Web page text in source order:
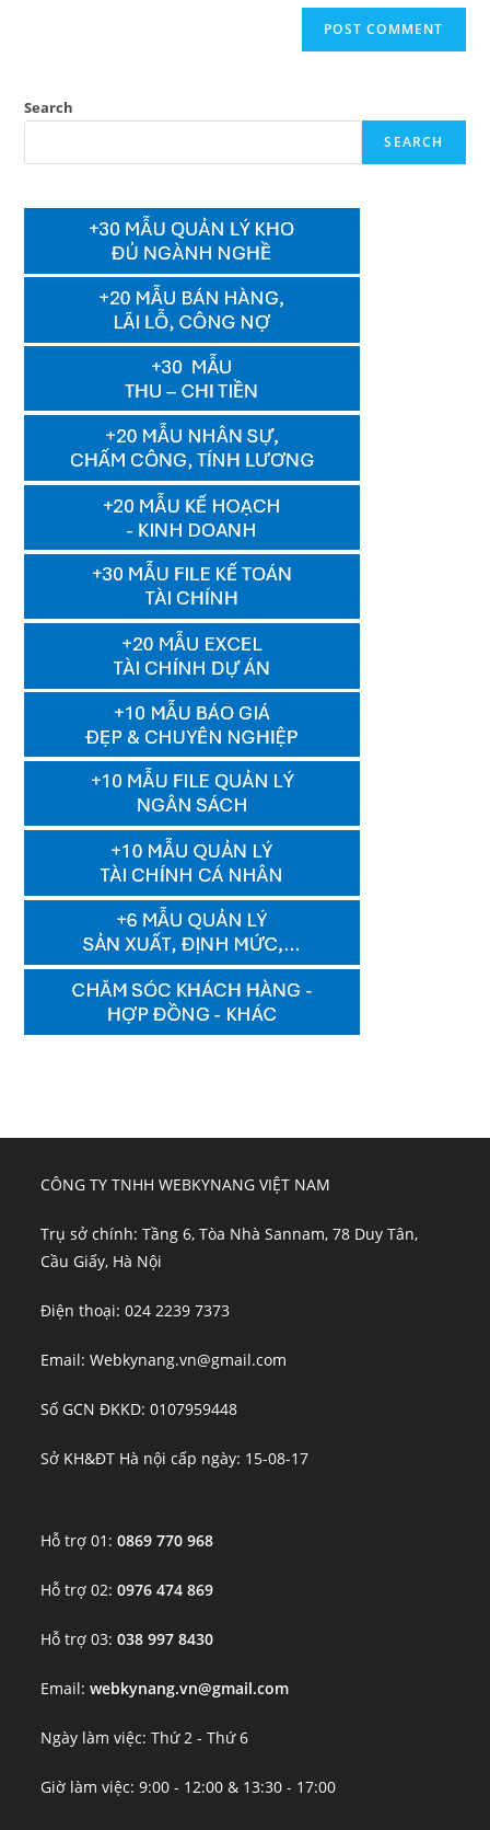
Search
SEARCH
CÔNG TY TNHH WEBKYNANG VIỆT NAM
Trụ sở chính: Tầng 6, Tòa Nhà Sannam, 78 Duy Tân,
Cầu Giấy, Hà Nội
Điện thoại: 024 2239 7373
Email: Webkynang.vn@gmail.com
Số GCN ĐKKD: 0107959448
Sở KH&ĐT Hà nội cấp ngày: 15-08-17
Hỗ trợ 01:0869 770 968
Hỗ trợ 02:0976 474 869
Hỗ trợ 03:038 997 8430
Email:webkynang.vn@gmail.com
Ngày làm việc: Thứ 2 - Thứ 6
Giờ làm việc: 9:00 - 12:00 & 13:30 - 17:00